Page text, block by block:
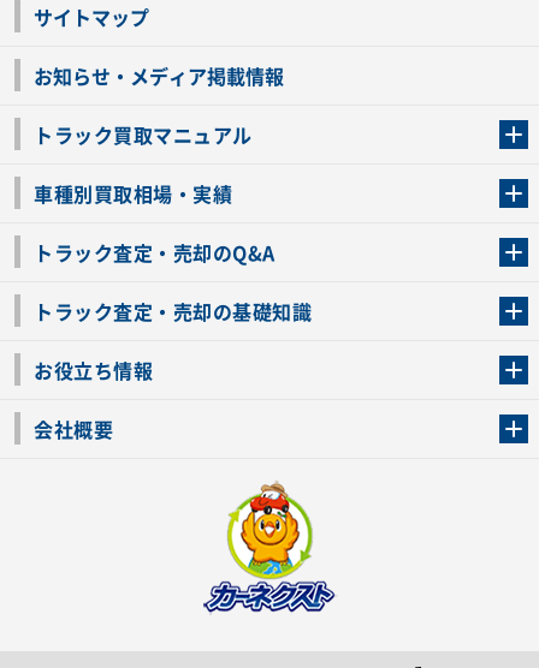
サイトマップ
お知らせ・メディア掲載情報
トラック買取マニュアル
車種別買取相場・実績
トラック査定・売却のQ&A
トラック査定・売却の基礎知識
お役立ち情報
会社概要